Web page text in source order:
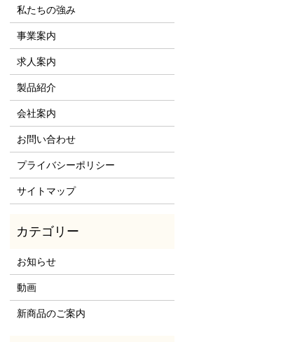
私たちの強み
事業案内
求人案内
製品紹介
会社案内
お問い合わせ
プライバシーポリシー
サイトマップ
お知らせ
動画
新商品のご案内